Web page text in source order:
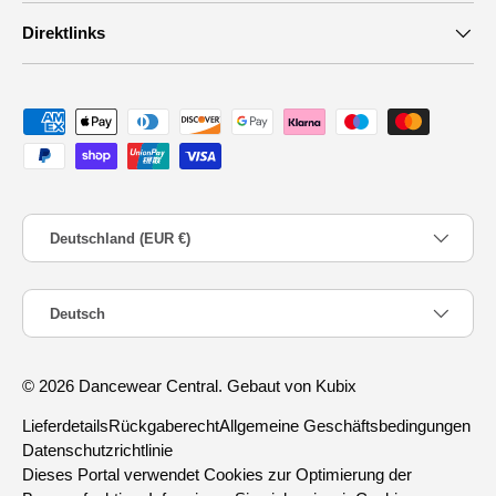
Direktlinks
Zahlungsmethoden
Land/Region
Deutschland (EUR €)
Sprache
Deutsch
© 2026 Dancewear Central. Gebaut von Kubix
LieferdetailsRückgaberechtAllgemeine Geschäftsbedingungen
Datenschutzrichtlinie
Dieses Portal verwendet Cookies zur Optimierung der